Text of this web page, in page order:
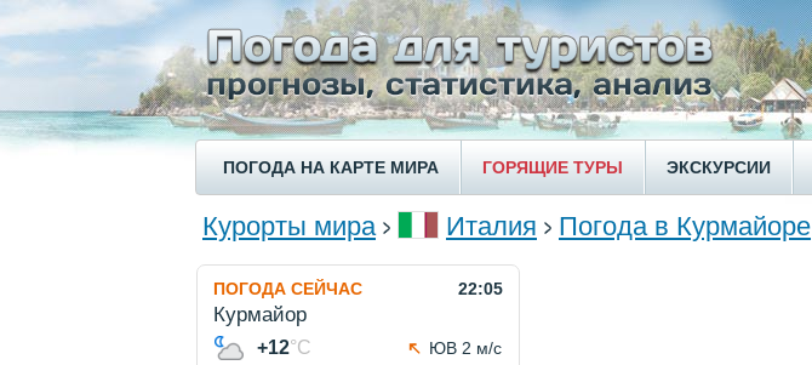
ПОГОДА НА КАРТЕ МИРА ГОРЯЩИЕ ТУРЫ ЭКСКУРСИИ
Курорты мира Италия Погода в Курмайоре
ПОГОДА СЕЙЧАС 22:05
Курмайор
+12°C
ЮВ 2 м/с